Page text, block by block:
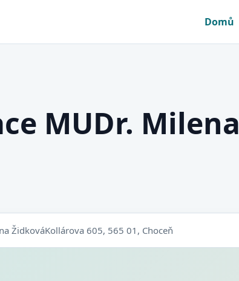
Domů
MUDr. Milena
ŽidkováKollárova 605, 565 01, Choceň